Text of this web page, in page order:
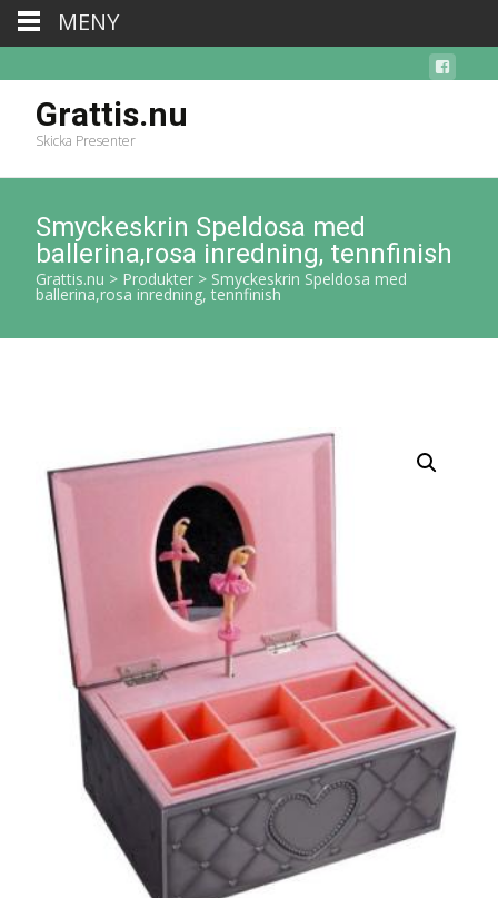
Grattis.nu
Skicka Presenter
Smyckeskrin Speldosa med
ballerina,rosa inredning, tennfinish
Grattis.nu > Produkter > Smyckeskrin Speldosa med
ballerina,rosa inredning, tennfinish
MENY